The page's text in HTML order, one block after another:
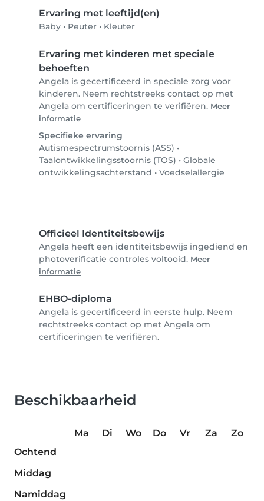
Ervaring met leeftijd(en)
Baby • Peuter • Kleuter
Ervaring met kinderen met speciale
behoeften
Angela is gecertificeerd in speciale zorg voor
kinderen. Neem rechtstreeks contact op met
Angela om certificeringen te verifiëren. Meer
informatie
Specifieke ervaring
Autismespectrumstoornis (ASS) •
Taalontwikkelingsstoornis (TOS) • Globale
ontwikkelingsachterstand • Voedselallergie
Officieel Identiteitsbewijs
Angela heeft een identiteitsbewijs ingediend en
photoverificatie controles voltooid. Meer
informatie
EHBO-diploma
Angela is gecertificeerd in eerste hulp. Neem
rechtstreeks contact op met Angela om
certificeringen te verifiëren.
Beschikbaarheid
Ma Di Wo Do Vr Za
Zo
Ochtend
Middag
Namiddag